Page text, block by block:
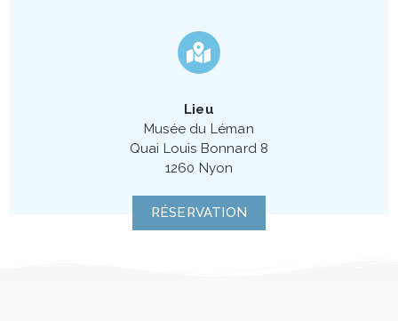
Lieu
Musée du Léman
Quai Louis Bonnard 8
1260 Nyon
RÉSERVATION